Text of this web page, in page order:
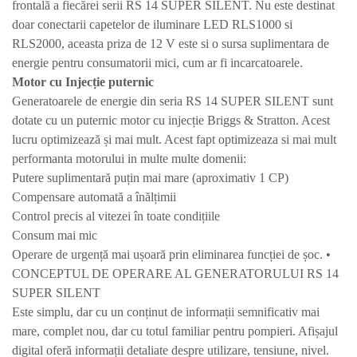
frontală a fiecărei serii RS 14 SUPER SILENT. Nu este destinat
doar conectarii capetelor de iluminare LED RLS1000 si
RLS2000, aceasta priza de 12 V este si o sursa suplimentara de
energie pentru consumatorii mici, cum ar fi incarcatoarele.
Motor cu Injecție puternic
Generatoarele de energie din seria RS 14 SUPER SILENT sunt
dotate cu un puternic motor cu injecție Briggs & Stratton. Acest
lucru optimizează și mai mult. Acest fapt optimizeaza si mai mult
performanta motorului in multe multe domenii:
Putere suplimentară puțin mai mare (aproximativ 1 CP)
Compensare automată a înălțimii
Control precis al vitezei în toate condițiile
Consum mai mic
Operare de urgență mai ușoară prin eliminarea funcției de șoc. •
CONCEPTUL DE OPERARE AL GENERATORULUI RS 14
SUPER SILENT
Este simplu, dar cu un conținut de informații semnificativ mai
mare, complet nou, dar cu totul familiar pentru pompieri. Afișajul
digital oferă informații detaliate despre utilizare, tensiune, nivel.